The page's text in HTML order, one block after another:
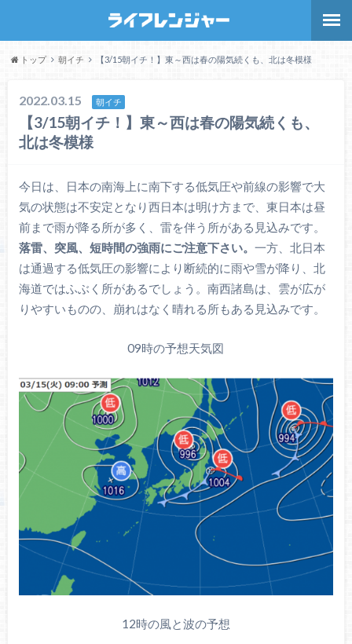
トップ 朝イチ 【3/15朝イチ！】東～西は春の陽気続くも、北は冬模様
2022.03.15 朝イチ
【3/15朝イチ！】東～西は春の陽気続くも、
北は冬模様
今日は、日本の南海上に南下する低気圧や前線の影響で大
気の状態は不安定となり西日本は明け方まで、東日本は昼
前まで雨が降る所が多く、雷を伴う所がある見込みです。
落雷、突風、短時間の強雨にご注意下さい。 一方、北日本
は通過する低気圧の影響により断続的に雨や雪が降り、北
海道ではふぶく所があるでしょう。南西諸島は、雲が広が
りやすいものの、崩れはなく晴れる所もある見込みです。
09時の予想天気図
12時の風と波の予想